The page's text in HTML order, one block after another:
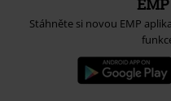
Stáhněte si novou EMP